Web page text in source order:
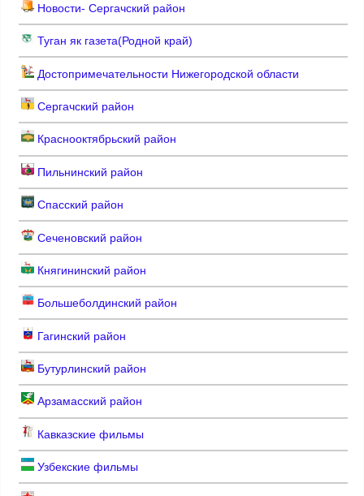
Новости- Сергачский район
Туган як газета(Родной край)
Достопримечательности Нижегородской области
Сергачский район
Краснооктябрьский район
Пильнинский район
Спасский район
Сеченовский район
Княгининский район
Большеболдинский район
Гагинский район
Бутурлинский район
Арзамасский район
Кавказские фильмы
Узбекские фильмы